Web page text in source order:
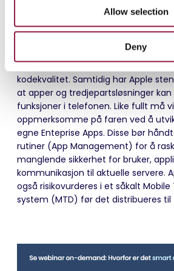
Allow selection
Deny
prosent av iPhone-brukerne er på
versjon av operativsystemet.
Apple har også alltid hatt streng
Store og appene som lanseres, med
kodekvalitet. Samtidig har Apple
at apper og tredjepartsløsninger kan
funksjoner i telefonen. Like fullt må
oppmerksomme på faren ved å
egne Enteprise Apps. Disse bør
rutiner (App Management) for å
manglende sikkerhet for bruker,
kommunikasjon til aktuelle servere.
også risikovurderes i et såkalt
system (MTD) før det distribueres til